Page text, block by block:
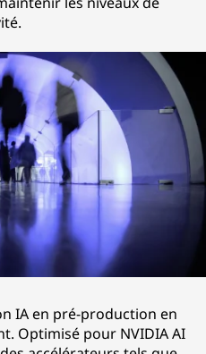
IA en pré-production en
Optimisé pour NVIDIA AI